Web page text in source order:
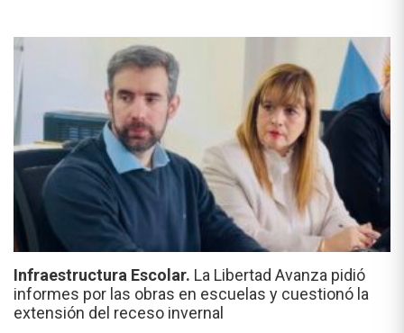
Infraestructura Escolar. La Libertad Avanza pidió
informes por las obras en escuelas y cuestionó la
extensión del receso invernal